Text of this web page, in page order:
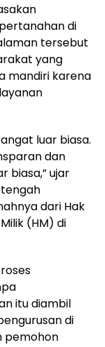
di
tersebut
yang
mandiri karena
luar biasa.
dan
biasa,” ujar
tengah
dari Hak
(HM) di
itu diambil
di
pemohon